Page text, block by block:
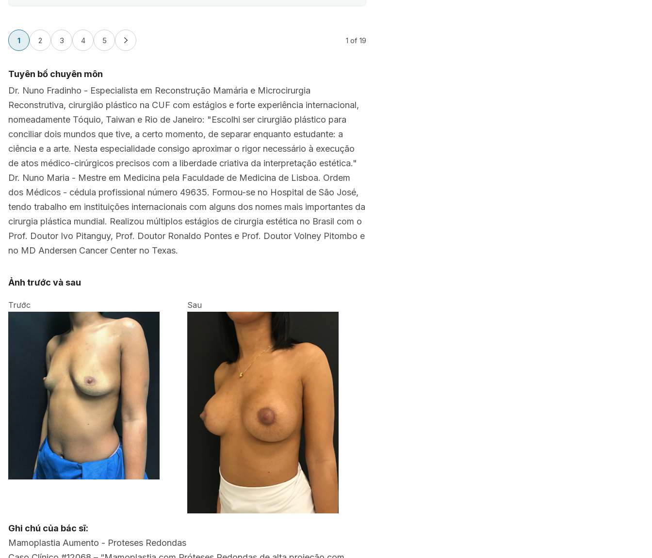
1 2 3 4 5 1 of 19
Tuyên bố chuyên môn
Dr. Nuno Fradinho - Especialista em Reconstrução Mamária e Microcirurgia
Reconstrutiva, cirurgião plástico na CUF com estágios e forte experiência internacional,
nomeadamente Tóquio, Taiwan e Rio de Janeiro: "Escolhi ser cirurgião plástico para
conciliar dois mundos que tive, a certo momento, de separar enquanto estudante: a
ciência e a arte. Nesta especialidade consigo aproximar o rigor necessário à execução
de atos médico-cirúrgicos precisos com a liberdade criativa da interpretação estética."
Dr. Nuno Maria - Mestre em Medicina pela Faculdade de Medicina de Lisboa. Ordem
dos Médicos - cédula profissional número 49635. Formou-se no Hospital de São José,
tendo trabalho em instituições internacionais com alguns dos nomes mais importantes da
cirurgia plástica mundial. Realizou múltiplos estágios de cirurgia estética no Brasil com o
Prof. Doutor Ivo Pitanguy, Prof. Doutor Ronaldo Pontes e Prof. Doutor Volney Pitombo e
no MD Andersen Cancer Center no Texas.
Ảnh trước và sau
Trước Sau
Ghi chú của bác sĩ:
Mamoplastia Aumento - Proteses Redondas